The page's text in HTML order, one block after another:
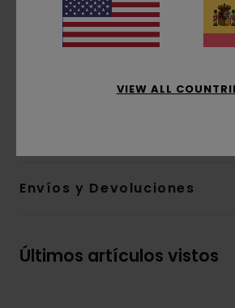
Mangas:Mangas largas
Bolsillos:bolsillo en el pecho
Cierre:cierre con botones
Envíos y Devoluciones
Últimos artículos vistos
VIEW ALL